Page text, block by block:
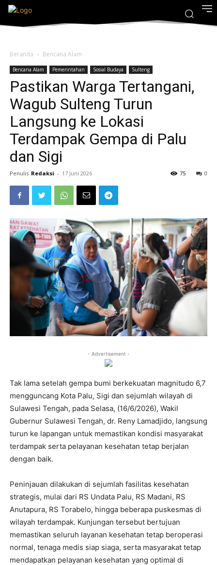
Beranda Bencana Alam
Bencana Alam Pemerintahan Sosial Budaya Sulteng
Pastikan Warga Tertangani,
Wagub Sulteng Turun
Langsung ke Lokasi
Terdampak Gempa di Palu
dan Sigi
Penulis Redaksi - 17 Juni 2026 0
75
- Advertisement -
Tak lama setelah gempa bumi berkekuatan magnitudo 6,7
mengguncang Kota Palu, Sigi dan sejumlah wilayah di
Sulawesi Tengah, pada Selasa, (16/6/2026), Wakil
Gubernur Sulawesi Tengah, dr. Reny Lamadjido, langsung
turun ke lapangan untuk memastikan kondisi masyarakat
terdampak serta pelayanan kesehatan tetap berjalan
dengan baik.
Peninjauan dilakukan di sejumlah fasilitas kesehatan
strategis, mulai dari RS Undata Palu, RS Madani, RS
Anutapura, RS Torabelo, hingga beberapa puskesmas di
wilayah terdampak. Kunjungan tersebut bertujuan
memastikan seluruh layanan kesehatan tetap beroperasi
normal, tenaga medis siap siaga, serta masyarakat tetap
mendapatkan pelayanan kesehatan yang optimal di